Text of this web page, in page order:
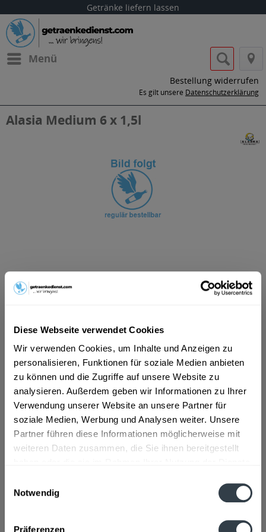
Diese Webseite verwendet Cookies
Wir verwenden Cookies, um Inhalte und Anzeigen zu
personalisieren, Funktionen für soziale Medien anbieten
zu können und die Zugriffe auf unsere Website zu
analysieren. Außerdem geben wir Informationen zu Ihrer
Verwendung unserer Website an unsere Partner für
soziale Medien, Werbung und Analysen weiter. Unsere
Partner führen diese Informationen möglicherweise mit
weiteren Daten zusammen, die Sie ihnen bereitgestellt
Notwendig
Präferenzen
Getränke liefern lassen
Menü
Bestellung widerrufen
Es gilt unsere Datenschutzerklärung
Alasia Medium 6 x 1,5l
ab 3,49 € *
EINWEG
+1,50 € Pfand
In den Warenkorb
Artikel-Nr.:
21253
Verfügbar in: